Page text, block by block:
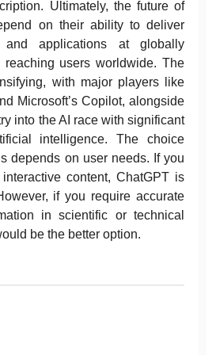
Ultimately, the future of
on their ability to deliver
and applications at globally
reaching users worldwide. The
with major players like
Microsoft’s Copilot, alongside
into the AI race with significant
intelligence. The choice
depends on user needs. If you
content, ChatGPT is
if you require accurate
in scientific or technical
be the better option.